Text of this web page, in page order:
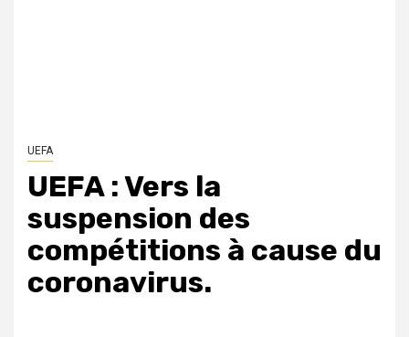
UEFA
UEFA : Vers la
suspension des
compétitions à cause du
coronavirus.